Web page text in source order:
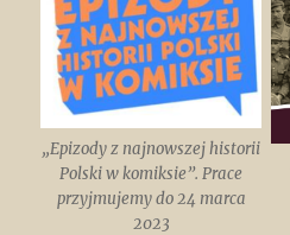
„Epizody z najnowszej historii
Polski w komiksie”. Prace
przyjmujemy do 24 marca
2023